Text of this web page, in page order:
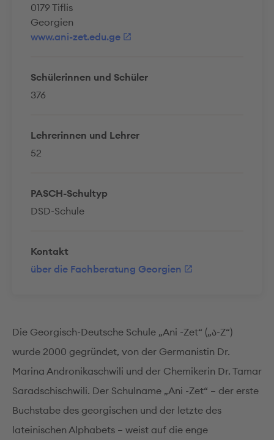
0179 Tiflis
Georgien
www.ani-zet.edu.ge
Schülerinnen und Schüler
376
Lehrerinnen und Lehrer
52
PASCH-Schultyp
DSD-Schule
Kontakt
über die Fachberatung Georgien
Die Georgisch-Deutsche Schule „Ani -Zet“ („ა-Z“)
wurde 2000 gegründet, von der Germanistin Dr.
Marina Andronikaschwili und der Chemikerin Dr. Tamar
Saradschischwili. Der Schulname „Ani -Zet“ – der erste
Buchstabe des georgischen und der letzte des
lateinischen Alphabets – weist auf die enge